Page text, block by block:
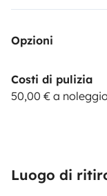
Opzioni
Costi di pulizia
50,00 € a noleggio
Luogo di